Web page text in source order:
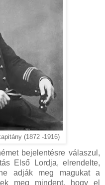
(1872 -1916)
bejelentésre válaszul,
Első Lordja, elrendelte,
adják meg magukat a
meg mindent, hogy el